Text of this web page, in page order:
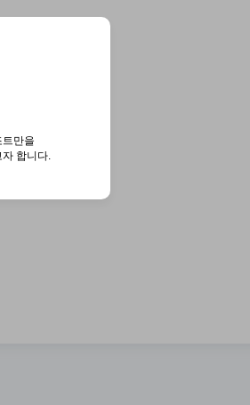
만을
합니다.